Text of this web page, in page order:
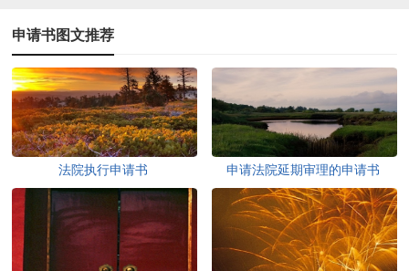
申请书图文推荐
法院执行申请书 申请法院延期审理的申请书